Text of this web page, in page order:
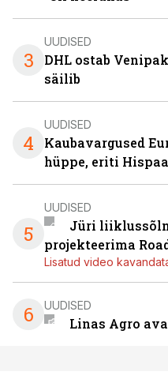
3
UUDISED
DHL ostab
säilib
4
UUDISED
Kaubavargused
hüppe, eriti
5
UUDISED
Jüri
projekteerima
Lisatud video
6 UUDISED
Linas Agro